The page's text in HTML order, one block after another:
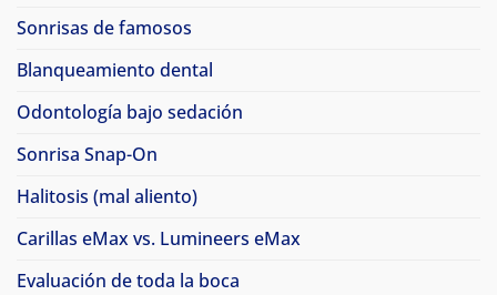
Sonrisas de famosos
Blanqueamiento dental
Odontología bajo sedación
Sonrisa Snap-On
Halitosis (mal aliento)
Carillas eMax vs. Lumineers eMax
Evaluación de toda la boca